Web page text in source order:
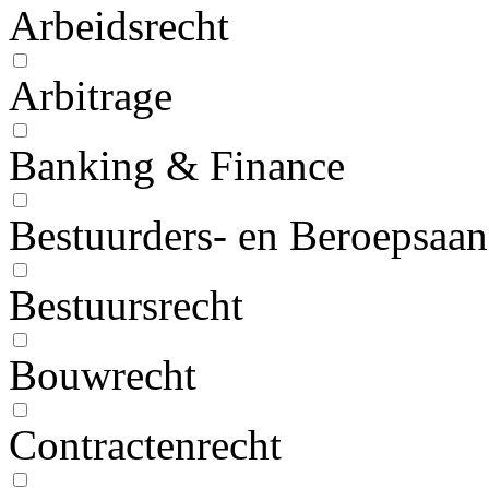
Arbeidsrecht
Arbitrage
Banking & Finance
Bestuurders- en
Bestuursrecht
Bouwrecht
Contractenrecht